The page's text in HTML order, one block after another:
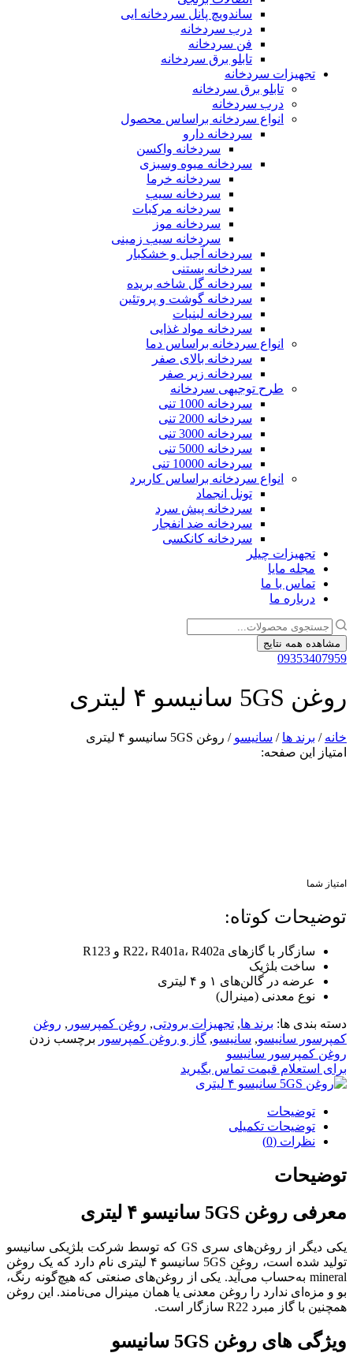
ساندویچ پانل سردخانه ایی
درب سردخانه
فن سردخانه
تابلو برق سردخانه
تجهیزات سردخانه
تابلو برق سردخانه
درب سردخانه
انواع سردخانه براساس محصول
سردخانه دارو
سردخانه واکسن
سردخانه میوه وسبزی
سردخانه خرما
سردخانه سیب
سردخانه مرکبات
سردخانه موز
سردخانه سیب زمینی
سردخانه آجیل و خشکبار
سردخانه بستنی
سردخانه گل شاخه بریده
سردخانه گوشت و پروتئین
سردخانه لبنیات
سردخانه مواد غذایی
انواع سردخانه براساس دما
سردخانه بالای صفر
سردخانه زیر صفر
طرح توجیهی سردخانه
سردخانه 1000 تنی
سردخانه 2000 تنی
سردخانه 3000 تنی
سردخانه 5000 تنی
سردخانه 10000 تنی
انواع سردخانه براساس کاربرد
تونل انجماد
سردخانه پیش سرد
سردخانه ضد انفجار
سردخانه کانکسی
تجهیزات چیلر
مجله مایا
تماس با ما
درباره ما
جستجو
...مشاهده همه نتایج
09353407959
روغن 5GS سانیسو ۴ لیتری
خانه / برند ها / سانیسو / روغن 5GS سانیسو ۴ لیتری
امتیاز این صفحه:
امتیاز شما
توضیحات کوتاه:
سازگار با گازهای R22، R401a، R402a و R123
ساخت بلژیک
عرضه در گالن‌های ۱ و ۴ لیتری
نوع معدنی (مینرال)
دسته بندی ها: برند ها, تجهیزات برودتی, روغن کمپرسور , روغن
کمپرسور سانیسو, سانیسو, گاز و روغن کمپرسور برچسب زدن
روغن کمپرسور سانیسو
برای استعلام قیمت تماس بگیرید
توضیحات
توضیحات تکمیلی
نظرات (0)
توضیحات
معرفی روغن 5GS سانیسو ۴ لیتری
یکی دیگر از روغن‌های سری GS که توسط شرکت بلژیکی سانیسو
تولید شده است، روغن 5GS سانیسو ۴ لیتری نام دارد که یک روغن‌
mineral به‌حساب می‌آید. یکی از روغن‌های صنعتی که هیچ‌گونه رنگ،
بو و مزه‌ای ندارد را روغن معدنی یا همان مینرال می‌نامند. این روغن
همچنین با گاز مبرد R22 سازگار است.
ویژگی‌ های روغن 5GS سانیسو